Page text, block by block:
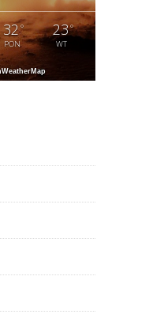
32°
PON
23°
WT